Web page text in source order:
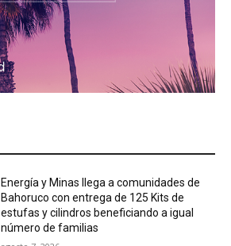
Energía y Minas llega a comunidades de
Bahoruco con entrega de 125 Kits de
estufas y cilindros beneficiando a igual
número de familias